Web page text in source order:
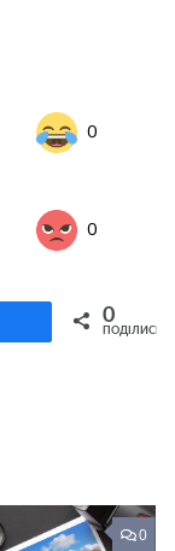
0
0
Поділитися0
ПОДІЛИСЬ
0